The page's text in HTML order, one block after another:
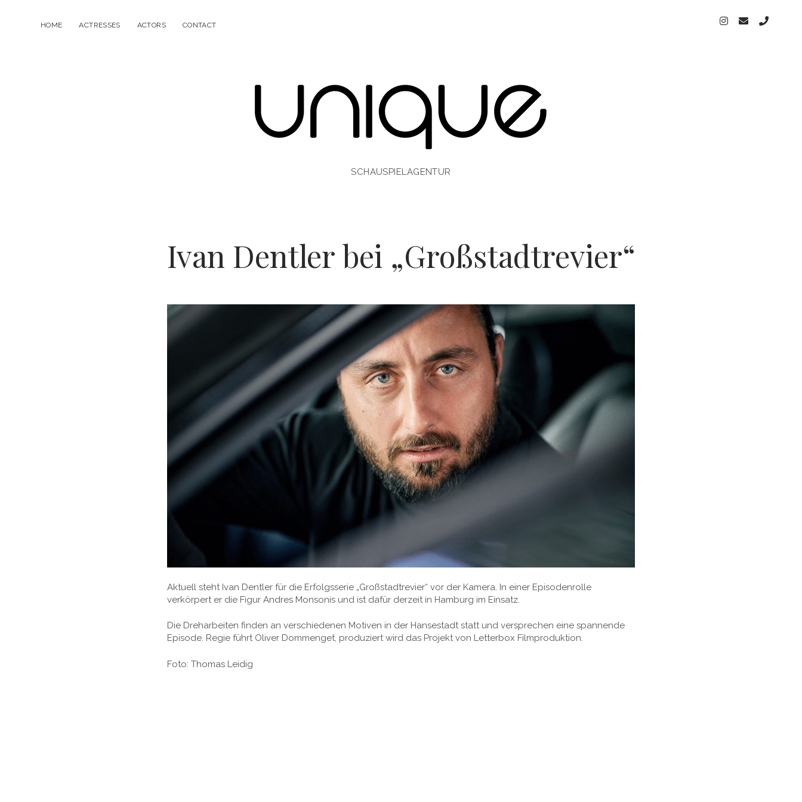
HOME ACTRESSES ACTORS CONTACT
SCHAUSPIELAGENTUR
Ivan Dentler bei „Großstadtrevier“
Aktuell steht Ivan Dentler für die Erfolgsserie „Großstadtrevier“ vor der Kamera. In einer Episodenrolle
verkörpert er die Figur Andres Monsonis und ist dafür derzeit in Hamburg im Einsatz.
Die Dreharbeiten finden an verschiedenen Motiven in der Hansestadt statt und versprechen eine spannende
Episode. Regie führt Oliver Dommenget, produziert wird das Projekt von Letterbox Filmproduktion.
Foto: Thomas Leidig